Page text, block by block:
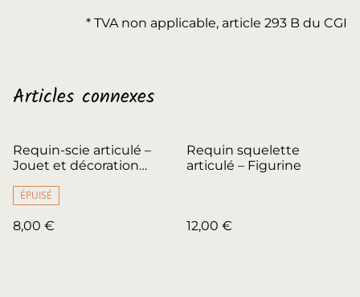
* TVA non applicable, article 293 B du CGI
Articles connexes
Requin-scie articulé –
Jouet et décoration
ÉPUISÉ
8,00 €
Requin squelette
articulé – Figurine
12,00 €